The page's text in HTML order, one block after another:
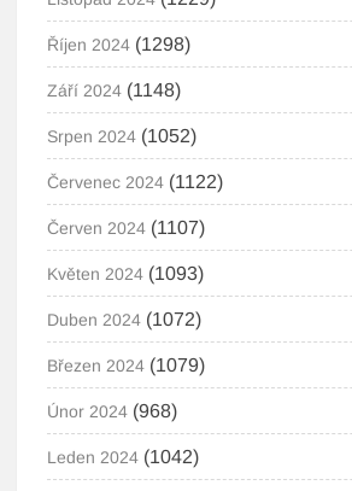
Říjen 2024 (1298)
Září 2024 (1148)
Srpen 2024 (1052)
Červenec 2024 (1122)
Červen 2024 (1107)
Květen 2024 (1093)
Duben 2024 (1072)
Březen 2024 (1079)
Únor 2024 (968)
Leden 2024 (1042)